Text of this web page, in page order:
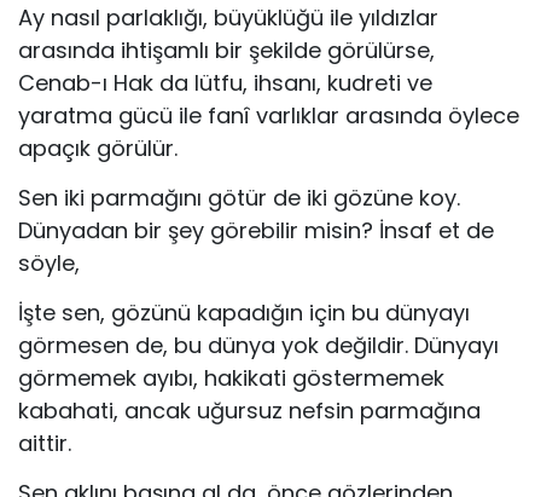
Ay nasıl parlaklığı, büyüklüğü ile yıldızlar
arasında ihtişamlı bir şekilde görülürse,
Cenab-ı Hak da lütfu, ihsanı, kudreti ve
yaratma gücü ile fanî varlıklar arasında öylece
apaçık görülür.
Sen iki parmağını götür de iki gözüne koy.
Dünyadan bir şey görebilir misin? İnsaf et de
söyle,
İşte sen, gözünü kapadığın için bu dünyayı
görmesen de, bu dünya yok değildir. Dünyayı
görmemek ayıbı, hakikati göstermemek
kabahati, ancak uğursuz nefsin parmağına
aittir.